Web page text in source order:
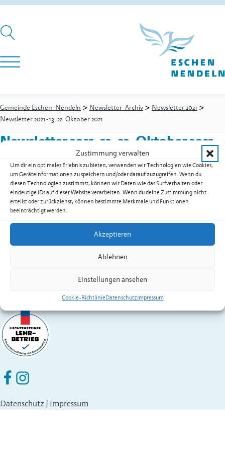
Zustimmung verwalten
Um dir ein optimales Erlebnis zu bieten, verwenden wir Technologien wie Cookies,
um Geräteinformationen zu speichern und/oder darauf zuzugreifen. Wenn du
diesen Technologien zustimmst, können wir Daten wie das Surfverhalten oder
eindeutige IDs auf dieser Website verarbeiten. Wenn du deine Zustimmung nicht
erteilst oder zurückziehst, können bestimmte Merkmale und Funktionen
beeinträchtigt werden.
Akzeptieren
Ablehnen
Einstellungen ansehen
Cookie-RichtlinieDatenschutzImpressum
Gemeinde Eschen-Nendeln > Newsletter-Archiv > Newsletter 2021 >
Newsletter 2021-13, 22. Oktober 2021
Newsletter 2021-13, 22. Oktober 2021
Newsletter 2021-13, 22. Oktober 2021 als PDF herunterladen
Zur Übersicht der Downloads
Gemeinde Eschen-Nendeln
St. Martins-Ring 2, 9492 Eschen
Festnetz+423 377 50 10,verwaltung@eschen.li
Eschen Nendeln auf Facebook
Eschen Nendeln auf Instagram
Datenschutz | Impressum